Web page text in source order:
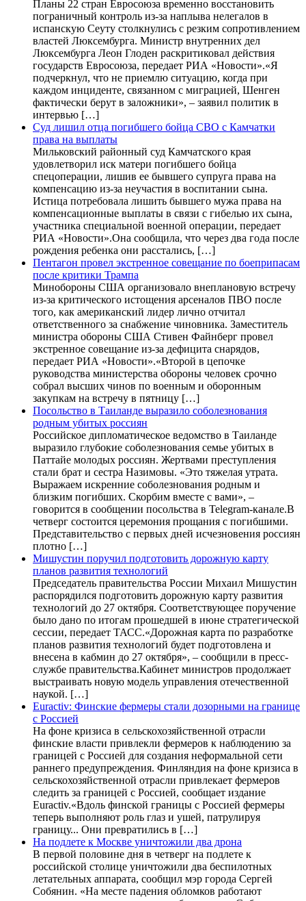
Планы 22 стран Евросоюза временно восстановить
пограничный контроль из-за наплыва нелегалов в
испанскую Сеуту столкнулись с резким сопротивлением
властей Люксембурга. Министр внутренних дел
Люксембурга Леон Глоден раскритиковал действия
государств Евросоюза, передает РИА «Новости».«Я
подчеркнул, что не приемлю ситуацию, когда при
каждом инциденте, связанном с миграцией, Шенген
фактически берут в заложники», – заявил политик в
интервью […]
Суд лишил отца погибшего бойца СВО с Камчатки
права на выплаты
Мильковский районный суд Камчатского края
удовлетворил иск матери погибшего бойца
спецоперации, лишив ее бывшего супруга права на
компенсацию из-за неучастия в воспитании сына.
Истица потребовала лишить бывшего мужа права на
компенсационные выплаты в связи с гибелью их сына,
участника специальной военной операции, передает
РИА «Новости».Она сообщила, что через два года после
рождения ребенка они расстались, […]
Пентагон провел экстренное совещание по боеприпасам
после критики Трампа
Минобороны США организовало внеплановую встречу
из-за критического истощения арсеналов ПВО после
того, как американский лидер лично отчитал
ответственного за снабжение чиновника. Заместитель
министра обороны США Стивен Файнберг провел
экстренное совещание из-за дефицита снарядов,
передает РИА «Новости».«Второй в цепочке
руководства министерства обороны человек срочно
собрал высших чинов по военным и оборонным
закупкам на встречу в пятницу […]
Посольство в Таиланде выразило соболезнования
родным убитых россиян
Российское дипломатическое ведомство в Таиланде
выразило глубокие соболезнования семье убитых в
Паттайе молодых россиян. Жертвами преступления
стали брат и сестра Назимовы. «Это тяжелая утрата.
Выражаем искренние соболезнования родным и
близким погибших. Скорбим вместе с вами», –
говорится в сообщении посольства в Telegram-канале.В
четверг состоится церемония прощания с погибшими.
Представительство с первых дней исчезновения россиян
плотно […]
Мишустин поручил подготовить дорожную карту
планов развития технологий
Председатель правительства России Михаил Мишустин
распорядился подготовить дорожную карту развития
технологий до 27 октября. Соответствующее поручение
было дано по итогам прошедшей в июне стратегической
сессии, передает ТАСС.«Дорожная карта по разработке
планов развития технологий будет подготовлена и
внесена в кабмин до 27 октября», – сообщили в пресс-
службе правительства.Кабинет министров продолжает
выстраивать новую модель управления отечественной
наукой. […]
Euractiv: Финские фермеры стали дозорными на границе
с Россией
На фоне кризиса в сельскохозяйственной отрасли
финские власти привлекли фермеров к наблюдению за
границей с Россией для создания неформальной сети
раннего предупреждения. Финляндия на фоне кризиса в
сельскохозяйственной отрасли привлекает фермеров
следить за границей с Россией, сообщает издание
Euractiv.«Вдоль финской границы с Россией фермеры
теперь выполняют роль глаз и ушей, патрулируя
границу... Они превратились в […]
На подлете к Москве уничтожили два дрона
В первой половине дня в четверг на подлете к
российской столице уничтожили два беспилотных
летательных аппарата, сообщил мэр города Сергей
Собянин. «На месте падения обломков работают